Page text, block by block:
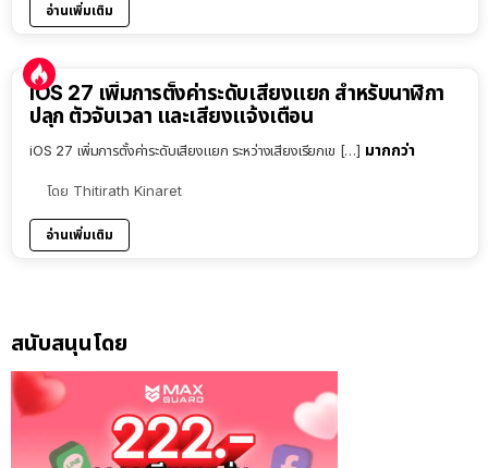
อ่านเพิ่มเติม
iOS 27 เพิ่มการตั้งค่าระดับเสียงแยก สำหรับนาฬิกา
ปลุก ตัวจับเวลา และเสียงแจ้งเตือน
iOS 27 เพิ่มการตั้งค่าระดับเสียงแยก ระหว่างเสียงเรียกเข […] มากกว่า
โดย Thitirath Kinaret
อ่านเพิ่มเติม
สนับสนุนโดย